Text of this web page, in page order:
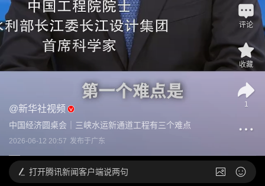
@新华社视频
中国经济圆桌会｜三峡水运新通道工程有三个难点
2026-06-12 20:57 发布于广东
评论
收藏
1
打开腾讯新闻客户端说两句